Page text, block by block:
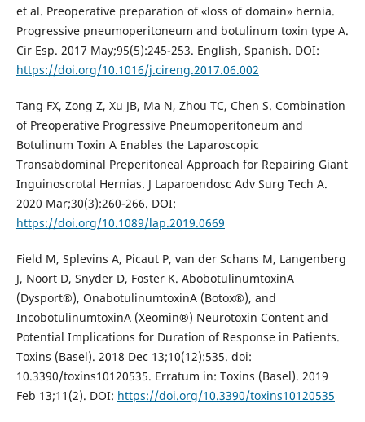
et al. Preoperative preparation of «loss of domain» hernia.
Progressive pneumoperitoneum and botulinum toxin type A.
Cir Esp. 2017 May;95(5):245-253. English, Spanish. DOI:
https://doi.org/10.1016/j.cireng.2017.06.002
Tang FX, Zong Z, Xu JB, Ma N, Zhou TC, Chen S. Combination
of Preoperative Progressive Pneumoperitoneum and
Botulinum Toxin A Enables the Laparoscopic
Transabdominal Preperitoneal Approach for Repairing Giant
Inguinoscrotal Hernias. J Laparoendosc Adv Surg Tech A.
2020 Mar;30(3):260-266. DOI:
https://doi.org/10.1089/lap.2019.0669
Field M, Splevins A, Picaut P, van der Schans M, Langenberg
J, Noort D, Snyder D, Foster K. AbobotulinumtoxinA
(Dysport®), OnabotulinumtoxinA (Botox®), and
IncobotulinumtoxinA (Xeomin®) Neurotoxin Content and
Potential Implications for Duration of Response in Patients.
Toxins (Basel). 2018 Dec 13;10(12):535. doi:
10.3390/toxins10120535. Erratum in: Toxins (Basel). 2019
Feb 13;11(2). DOI: https://doi.org/10.3390/toxins10120535